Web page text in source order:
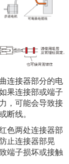
连接器部分的电
果连接部或端子
，可能会导致接
断线。
色两处连接器部
止连接器部晃
端子损坏或接触